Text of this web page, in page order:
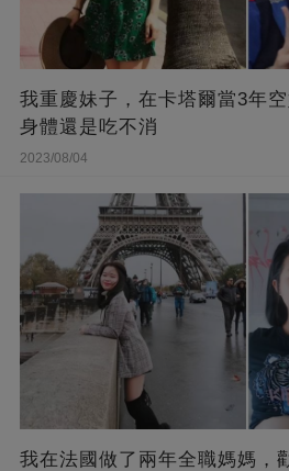
我重慶妹子，在卡塔爾當3年
身體還是吃不消
2023/08/04
我在法國做了兩年全職媽媽，